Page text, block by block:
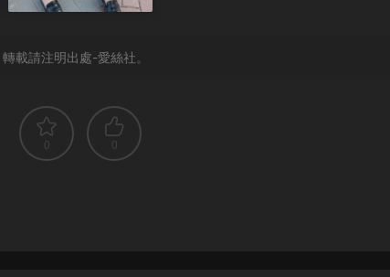
轉載請注明出處-愛絲社。
0 0